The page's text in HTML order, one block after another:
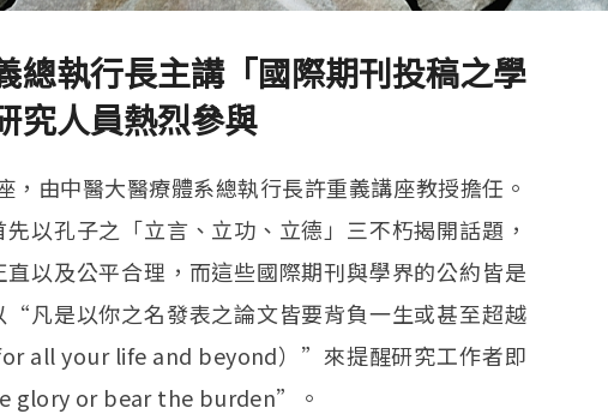
總執行長主講「國際期刊投稿之學
究人員熱烈參與
由中醫大醫療體系總執行長許重義講座教授擔任。
以孔子之「立言、立功、立德」三不朽揭開話題，
以及公平合理，而這些國際期刊與學界的公約皆是
凡是以你之名發表之論文皆要背負一生或甚至超越
all your life and beyond）”來提醒研究工作者即
glory or bear the burden”。